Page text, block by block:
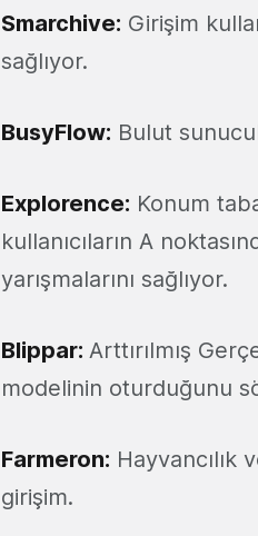
Smarchive: Girişim
sağlıyor.
BusyFlow: Bulut
Explorence: Konum
kullanıcıların A
yarışmalarını sağlıyor.
Blippar: Arttırılmış
modelinin oturduğunu
Farmeron: Hayvancılık
girişim.